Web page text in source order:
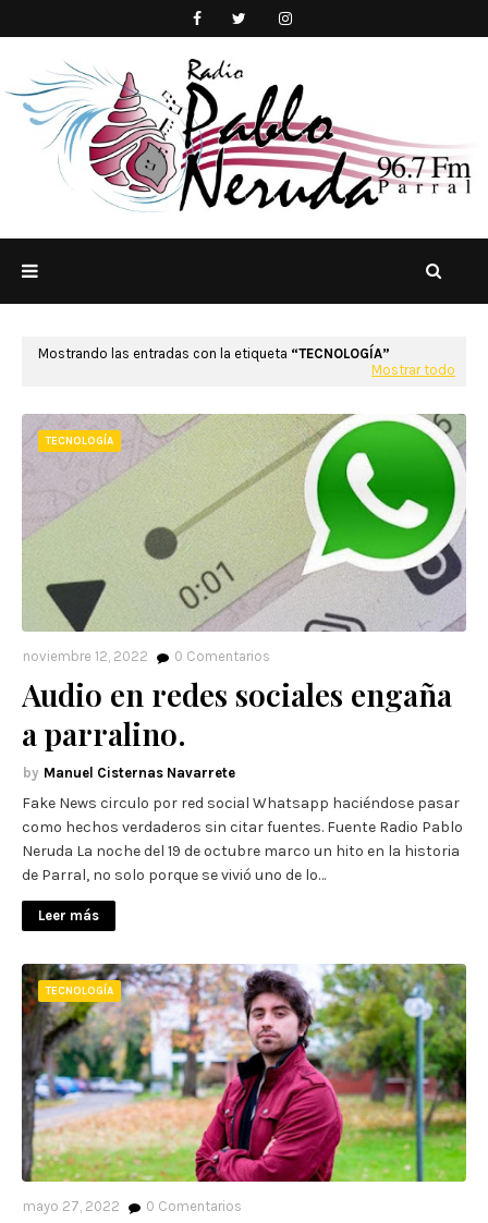
Mostrando las entradas con la etiqueta
TECNOLOGÍA
Mostrar todo
TECNOLOGÍA
noviembre 12, 2022 0 Comentarios
Audio en redes sociales engaña
a parralino.
Manuel Cisternas Navarrete
Fake News circulo por red social Whatsapp haciéndose pasar
como hechos verdaderos sin citar fuentes. Fuente Radio Pablo
Neruda La noche del 19 de octubre marco un hito en la historia
de Parral, no solo porque se vivió uno de lo…
Leer más
TECNOLOGÍA
mayo 27, 2022 0 Comentarios